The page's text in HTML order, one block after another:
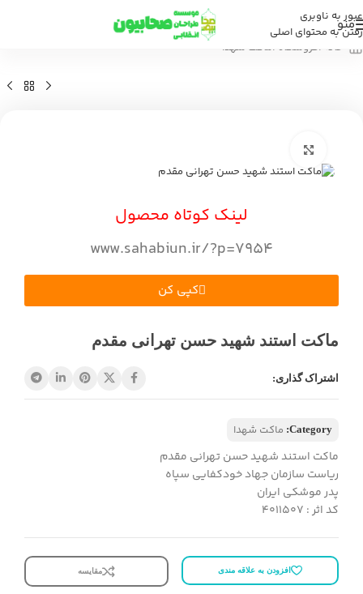
عبور به ناوبری
رفتن به محتوای اصلی
منو
خانه /فروشگاه /ماکت شهدا
لینک کوتاه محصول
www.sahabiun.ir/?p=7954
کپی کن
ماکت استند شهید حسن تهرانی‌ مقدم
اشتراک گذاری:
Category: ماکت شهدا
ماکت استند شهید حسن تهرانی‌ مقدم
ریاست سازمان جهاد خودکفایی سپاه
پدر موشکی ایران
کد اثر : 4011507
افزودن به علاقه مندی مقایسه